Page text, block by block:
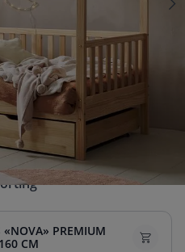
Ja
«NOVA» PREMIUM
CM